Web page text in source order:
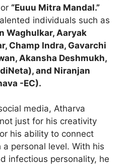
or “Euuu Mitra Mandal.”
individuals such as
Waghulkar, Aaryak
Champ Indra, Gavarchi
Akansha Deshmukh,
and Niranjan
-EC).
media, Atharva
just for his creativity
his ability to connect
personal level. With his
infectious personality, he